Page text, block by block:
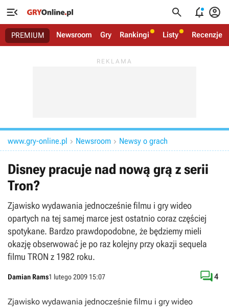
   
PREMIUM Newsroom Gry Rankingi Listy Recenzje
www.gry-online.pl  Newsroom  Newsy o grach
Disney pracuje nad nową grą z serii
Tron?
Zjawisko wydawania jednocześnie filmu i gry wideo
opartych na tej samej marce jest ostatnio coraz częściej
spotykane. Bardzo prawdopodobne, że będziemy mieli
okazję obserwować je po raz kolejny przy okazji sequela
filmu TRON z 1982 roku.
Damian Rams1 lutego 2009 15:07 4
Zjawisko wydawania jednocześnie filmu i gry wideo